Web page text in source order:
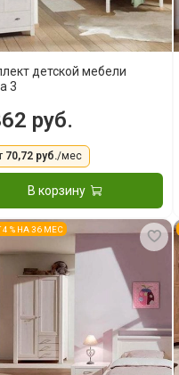
детской мебели
3
руб.
70,72 руб./мес
В корзину
4 % НА 36 МЕС